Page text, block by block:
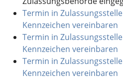
Termin in
Kennzeichen vereinbaren
Termin in
Kennzeichen vereinbaren
Termin in
Kennzeichen vereinbaren